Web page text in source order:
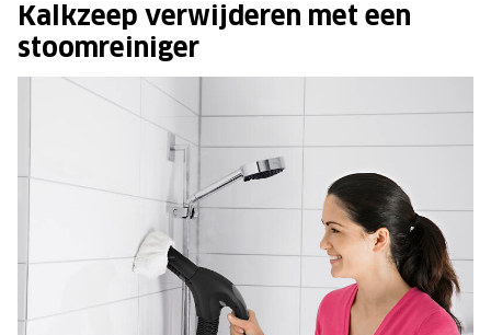
Kalkzeep verwijderen met een
stoomreiniger